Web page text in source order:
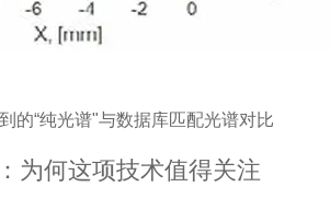
的“纯光谱"与数据库匹配光谱对比
为何这项技术值得关注